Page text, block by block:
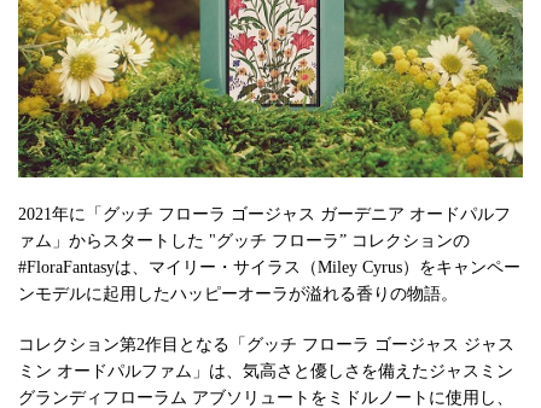
2021年に「グッチ フローラ ゴージャス ガーデニア オードパルフ
ァム」からスタートした "グッチ フローラ” コレクションの
#FloraFantasyは、マイリー・サイラス（Miley Cyrus）をキャンペー
ンモデルに起用したハッピーオーラが溢れる香りの物語。
コレクション第2作目となる「グッチ フローラ ゴージャス ジャス
ミン オードパルファム」は、気高さと優しさを備えたジャスミン
グランディフローラム アブソリュートをミドルノートに使用し、